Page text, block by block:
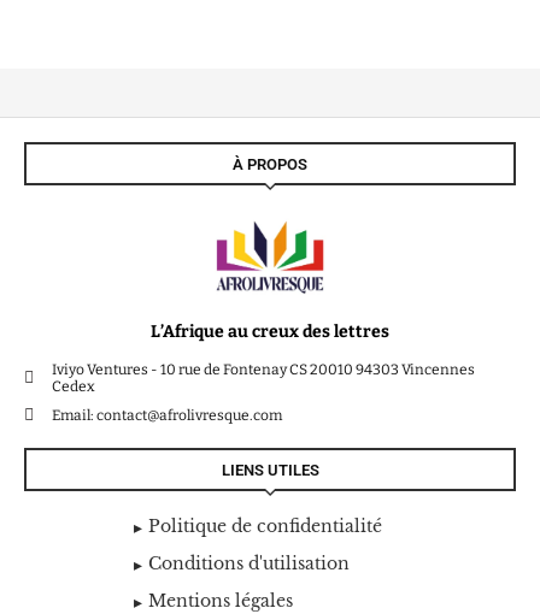
À PROPOS
L’Afrique au creux des lettres
Iviyo Ventures - 10 rue de Fontenay CS 20010 94303 Vincennes
Cedex
Email: contact@afrolivresque.com
LIENS UTILES
Politique de confidentialité
Conditions d'utilisation
Mentions légales